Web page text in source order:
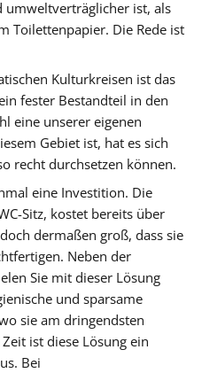
umweltverträglicher ist, als
Toilettenpapier. Die Rede ist
Kulturkreisen ist das
fester Bestandteil in den
eine unserer eigenen
Gebiet ist, hat es sich
recht durchsetzen können.
eine Investition. Die
Sitz, kostet bereits über
dermaßen groß, dass sie
Neben der
Sie mit dieser Lösung
und sparsame
sie am dringendsten
ist diese Lösung ein
Bei